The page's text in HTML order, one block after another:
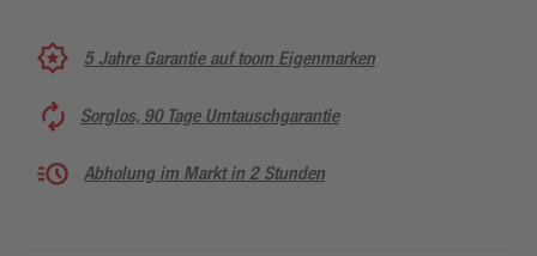
5 Jahre Garantie auf toom Eigenmarken
Sorglos, 90 Tage Umtauschgarantie
Abholung im Markt in 2 Stunden